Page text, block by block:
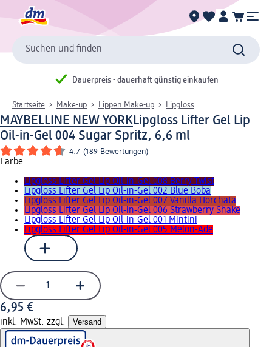
Suchen und finden
Dauerpreis - dauerhaft günstig einkaufen
Startseite Make-up Lippen Make-up Lipgloss
MAYBELLINE NEW YORKLipgloss Lifter Gel Lip
Oil-in-Gel 004 Sugar Spritz, 6,6 ml
4.7 (189 Bewertungen)
Farbe
Lipgloss Lifter Gel Lip Oil-in-Gel 008 Berry Twist
Lipgloss Lifter Gel Lip Oil-in-Gel 002 Blue Boba
Lipgloss Lifter Gel Lip Oil-in-Gel 007 Vanilla Horchata
Lipgloss Lifter Gel Lip Oil-in-Gel 006 Strawberry Shake
Lipgloss Lifter Gel Lip Oil-in-Gel 001 Mintini
Lipgloss Lifter Gel Lip Oil-in-Gel 005 Melon-Ade
6,95 €
inkl. MwSt. zzgl. Versand